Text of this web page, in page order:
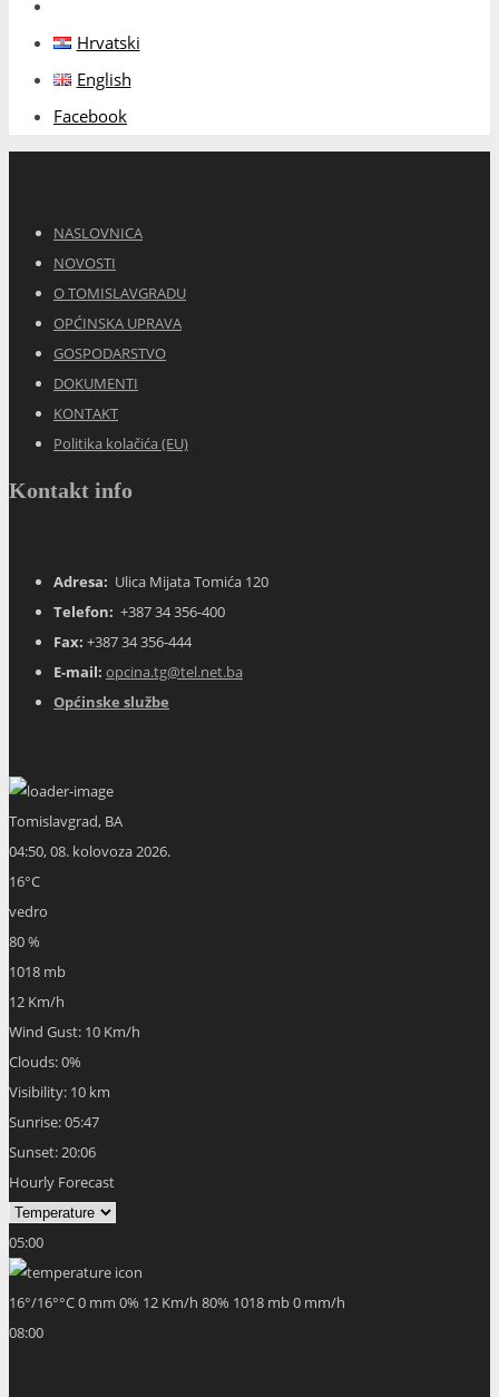
Hrvatski
English
Facebook
NASLOVNICA
NOVOSTI
O TOMISLAVGRADU
OPĆINSKA UPRAVA
GOSPODARSTVO
DOKUMENTI
KONTAKT
Politika kolačića (EU)
Kontakt info
Adresa: Ulica Mijata Tomića 120
Telefon: +387 34 356-400
Fax: +387 34 356-444
E-mail: opcina.tg@tel.net.ba
Općinske službe
Tomislavgrad, BA
04:50,08. kolovoza 2026.
16°C
vedro
80 %
1018 mb
12 Km/h
Wind Gust: 10 Km/h
Clouds:0%
Visibility: 10 km
Sunrise:05:47
Sunset:20:06
Hourly Forecast
05:00
16°/16°°C0 mm 0% 12 Km/h 80% 1018 mb0 mm/h
08:00